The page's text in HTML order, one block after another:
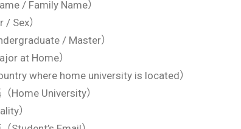
/ Family Name）
Sex）
/ Master）
at Home）
where home university is located）
Home University）
）